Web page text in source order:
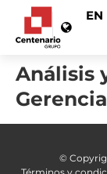
EN
Análisis
©